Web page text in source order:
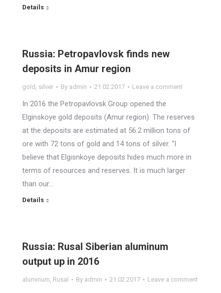
Details
Russia: Petropavlovsk finds new
deposits in Amur region
gold , silver By admin 21.02.2017 Leave a comment
In 2016 the Petropavlovsk Group opened the
Elginskoye gold deposits (Amur region). The reserves
at the deposits are estimated at 56.2 million tons of
ore with 72 tons of gold and 14 tons of silver. “I
believe that Elgisnkoye deposits hides much more in
terms of resources and reserves. It is much larger
than our…
Details
Russia: Rusal Siberian aluminum
output up in 2016
aluminum, Rusal By admin 21.02.2017 Leave a comment